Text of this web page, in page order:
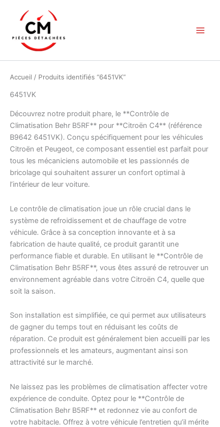
contenu
Accueil / Produits identifiés “6451VK”
6451VK
Découvrez notre produit phare, le **Contrôle de
Climatisation Behr B5RF** pour **Citroën C4** (référence
B9642 6451VK). Conçu spécifiquement pour les véhicules
Citroën et Peugeot, ce composant essentiel est parfait pour
tous les mécaniciens automobile et les passionnés de
bricolage qui souhaitent assurer un confort optimal à
l’intérieur de leur voiture.
Le contrôle de climatisation joue un rôle crucial dans le
système de refroidissement et de chauffage de votre
véhicule. Grâce à sa conception innovante et à sa
fabrication de haute qualité, ce produit garantit une
performance fiable et durable. En utilisant le **Contrôle de
Climatisation Behr B5RF**, vous êtes assuré de retrouver un
environnement agréable dans votre Citroën C4, quelle que
soit la saison.
Son installation est simplifiée, ce qui permet aux utilisateurs
de gagner du temps tout en réduisant les coûts de
réparation. Ce produit est généralement bien accueilli par les
professionnels et les amateurs, augmentant ainsi son
attractivité sur le marché.
Ne laissez pas les problèmes de climatisation affecter votre
expérience de conduite. Optez pour le **Contrôle de
Climatisation Behr B5RF** et redonnez vie au confort de
votre habitacle. Offrez à votre véhicule l’entretien qu’il mérite